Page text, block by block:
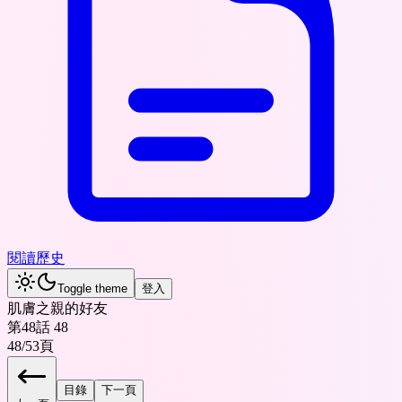
閱讀歷史
Toggle theme 登入
肌膚之親的好友
第48話 48
48/53頁
目錄 下一頁